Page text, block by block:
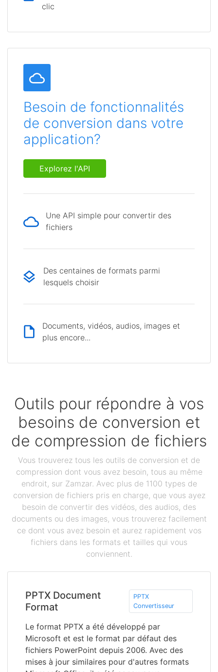
clic
Besoin de fonctionnalités
de conversion dans votre
application?
Explorez l'API
Une API simple pour convertir des
fichiers
Des centaines de formats parmi
lesquels choisir
Documents, vidéos, audios, images et
plus encore...
Outils pour répondre à vos
besoins de conversion et
de compression de fichiers
Vous trouverez tous les outils de conversion et de
compression dont vous avez besoin, tous au même
endroit, sur Zamzar. Avec plus de 1100 types de
conversion de fichiers pris en charge, que vous ayez
besoin de convertir des vidéos, des audios, des
documents ou des images, vous trouverez facilement
ce dont vous avez besoin et aurez rapidement vos
fichiers dans les formats et tailles qui vous
conviennent.
PPTX Document
Format
PPTX
Convertisseur
Le format PPTX a été développé par
Microsoft et est le format par défaut des
fichiers PowerPoint depuis 2006. Avec des
mises à jour similaires pour d'autres formats